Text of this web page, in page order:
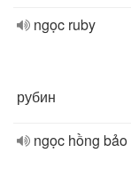
ngọc ruby
рубин
ngọc hồng bảo